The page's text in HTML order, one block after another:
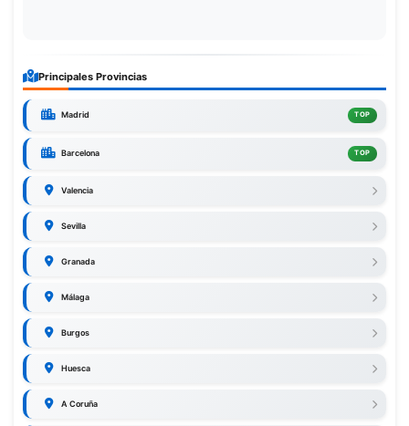
Principales Provincias
Madrid TOP
Barcelona TOP
Valencia
Sevilla
Granada
Málaga
Burgos
Huesca
A Coruña